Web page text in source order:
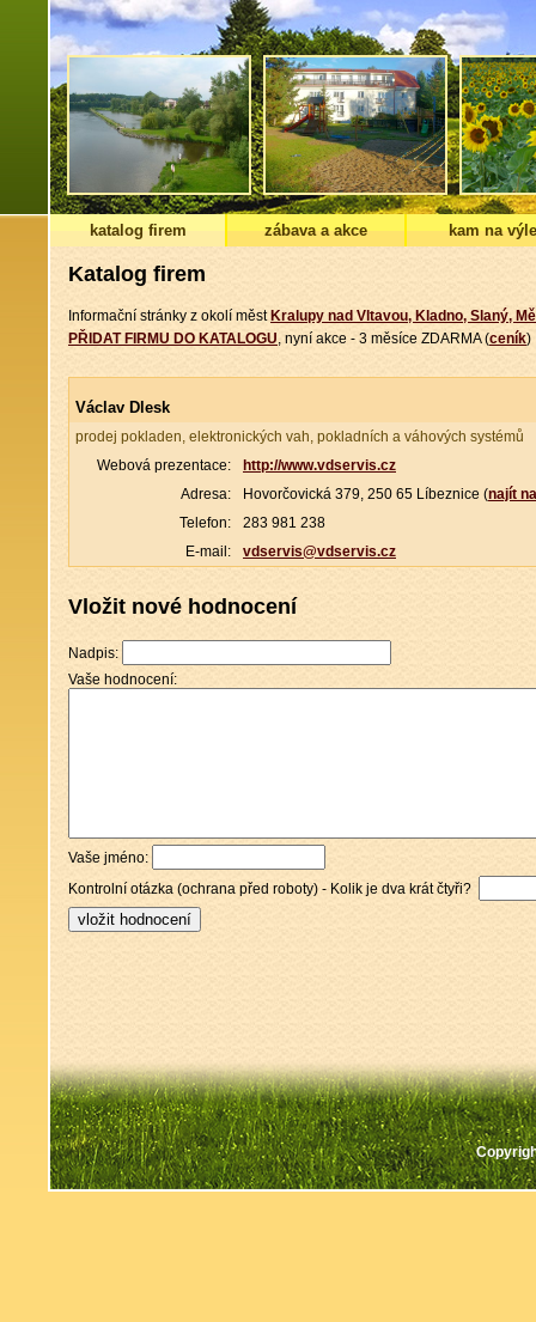
katalog firem zábava a akce kam na
Katalog firem
Informační stránky z okolí měst Kralupy nad Vltavou, Kladno, Slaný,
PŘIDAT FIRMU DO KATALOGU, nyní akce - 3 měsíce ZDARMA (ceník)
Václav Dlesk
prodej pokladen, elektronických vah, pokladních a váhových systémů
Webová prezentace:
http://www.vdservis.cz
Adresa:
Hovorčovická 379, 250 65 Líbeznice (najít
Telefon:
283 981 238
E-mail:
vdservis@vdservis.cz
Vložit nové hodnocení
Nadpis:
Vaše hodnocení:
Vaše jméno:
Kontrolní otázka (ochrana před roboty) - Kolik je dva krát čtyři?